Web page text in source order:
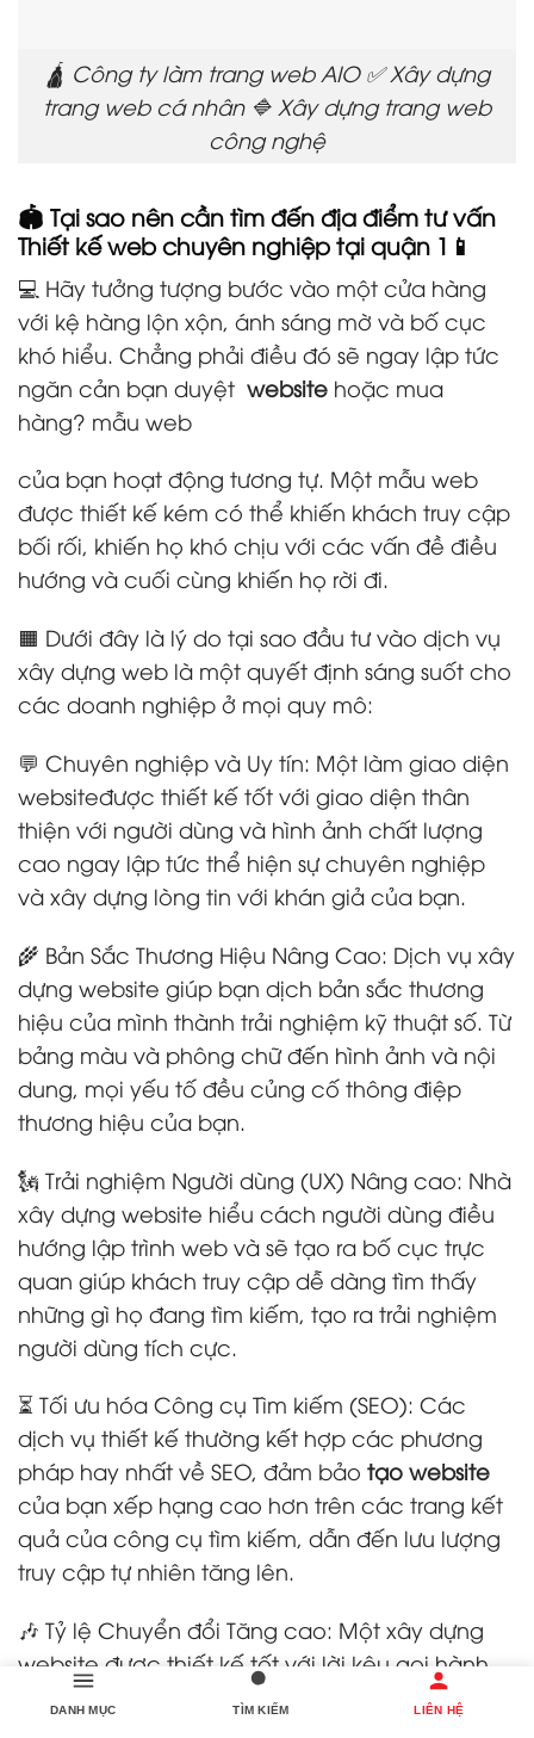
🛕 Công ty làm trang web AIO ✅ Xây dựng
trang web cá nhân 🔷 Xây dựng trang web
công nghệ
🏟️ Tại sao nên cần tìm đến địa điểm tư vấn
Thiết kế web chuyên nghiệp tại quận 1📱
💻 Hãy tưởng tượng bước vào một cửa hàng
với kệ hàng lộn xộn, ánh sáng mờ và bố cục
khó hiểu. Chẳng phải điều đó sẽ ngay lập tức
ngăn cản bạn duyệt website hoặc mua
hàng? mẫu web
của bạn hoạt động tương tự. Một mẫu web
được thiết kế kém có thể khiến khách truy cập
bối rối, khiến họ khó chịu với các vấn đề điều
hướng và cuối cùng khiến họ rời đi.
🟧 Dưới đây là lý do tại sao đầu tư vào dịch vụ
xây dựng web là một quyết định sáng suốt cho
các doanh nghiệp ở mọi quy mô:
💬 Chuyên nghiệp và Uy tín: Một làm giao diện
websiteđược thiết kế tốt với giao diện thân
thiện với người dùng và hình ảnh chất lượng
cao ngay lập tức thể hiện sự chuyên nghiệp
và xây dựng lòng tin với khán giả của bạn.
🌾 Bản Sắc Thương Hiệu Nâng Cao: Dịch vụ xây
dựng website giúp bạn dịch bản sắc thương
hiệu của mình thành trải nghiệm kỹ thuật số. Từ
bảng màu và phông chữ đến hình ảnh và nội
dung, mọi yếu tố đều củng cố thông điệp
thương hiệu của bạn.
🗽 Trải nghiệm Người dùng (UX) Nâng cao: Nhà
xây dựng website hiểu cách người dùng điều
hướng lập trình web và sẽ tạo ra bố cục trực
quan giúp khách truy cập dễ dàng tìm thấy
những gì họ đang tìm kiếm, tạo ra trải nghiệm
người dùng tích cực.
⏳ Tối ưu hóa Công cụ Tìm kiếm (SEO): Các
dịch vụ thiết kế thường kết hợp các phương
pháp hay nhất về SEO, đảm bảo tạo website
của bạn xếp hạng cao hơn trên các trang kết
quả của công cụ tìm kiếm, dẫn đến lưu lượng
truy cập tự nhiên tăng lên.
🎶 Tỷ lệ Chuyển đổi Tăng cao: Một xây dựng
website được thiết kế tốt với lời kêu gọi hành
động rõ ràng khuyến khích khách truy cập thực
DANH MỤC TÌM KIẾM LIÊN HỆ